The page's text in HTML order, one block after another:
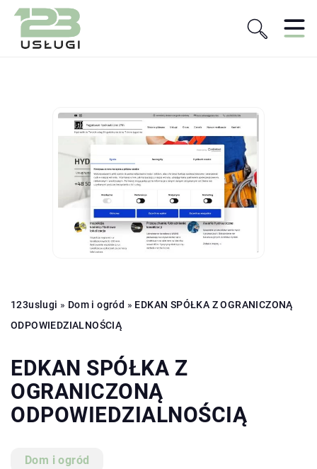
123uslugi » Dom i ogród » EDKAN SPÓŁKA Z OGRANICZONĄ
ODPOWIEDZIALNOŚCIĄ
EDKAN SPÓŁKA Z
OGRANICZONĄ
ODPOWIEDZIALNOŚCIĄ
Dom i ogród